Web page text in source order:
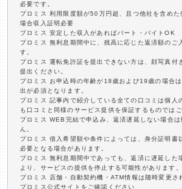
必要です。
プロミス 利用限度額が50万円超、且つ他社を含め
場合収入証明必要
プロミス 安定した収入があればパート・バイトOK
プロミス 無利息期間中に、残高に応じた返済額のご
す。
プロミス 運転免許証を提出できない方は、顔写真付
提出ください。
プロミス お申込時の年齢が18歳および19歳の場合
出が必須となります。
プロミス 記事内で紹介している全ての口コミは個人
も口コミと同様のサービス提供を保証するものではご
プロミス WEB完結で申込み、返済遅延しない場合
ん。
プロミス 借入希望額や条件によっては、身分証明書
必要となる場合があります。
プロミス 無利息期間中であっても、返済に遅延した
より、サービスの提供を停止する可能性があります。
プロミス 店舗・自動契約機・ATM情報は随時変更さ
プロミス公式サイトをご確認ください